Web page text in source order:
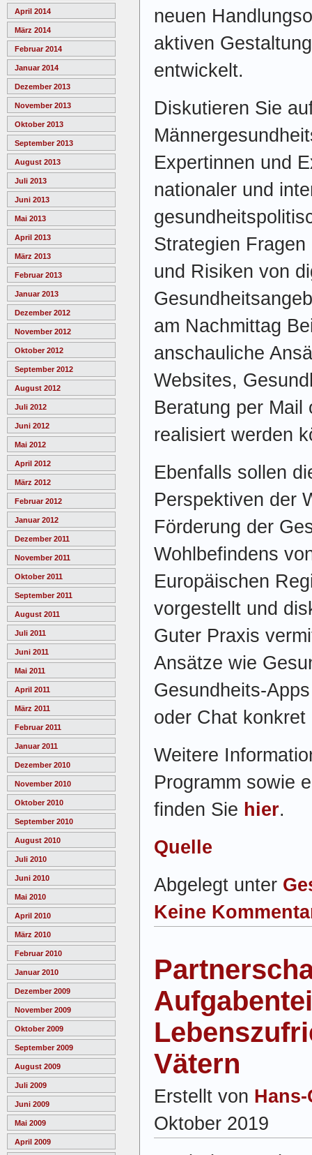
April 2014
März 2014
Februar 2014
Januar 2014
Dezember 2013
November 2013
Oktober 2013
September 2013
August 2013
Juli 2013
Juni 2013
Mai 2013
April 2013
März 2013
Februar 2013
Januar 2013
Dezember 2012
November 2012
Oktober 2012
September 2012
August 2012
Juli 2012
Juni 2012
Mai 2012
April 2012
März 2012
Februar 2012
Januar 2012
Dezember 2011
November 2011
Oktober 2011
September 2011
August 2011
Juli 2011
Juni 2011
Mai 2011
April 2011
März 2011
Februar 2011
Januar 2011
Dezember 2010
November 2010
Oktober 2010
September 2010
August 2010
Juli 2010
Juni 2010
Mai 2010
April 2010
März 2010
Februar 2010
Januar 2010
Dezember 2009
November 2009
Oktober 2009
September 2009
August 2009
Juli 2009
Juni 2009
Mai 2009
April 2009
neuen
aktiven
entwickelt.
Diskutieren Sie
Expertinnen und
nationaler und
Strategien
und Risiken von
am Nachmittag
anschauliche
Websites,
Beratung per Mail
realisiert werden
Ebenfalls sollen
Perspektiven der
Förderung der
Wohlbefindens
Europäischen
vorgestellt und
Guter Praxis
Ansätze wie
Gesundheits-
oder Chat
Weitere
Programm sowie
finden Sie hier.
Quelle
Abgelegt unter
Keine
Vätern
Erstellt von
Oktober 2019